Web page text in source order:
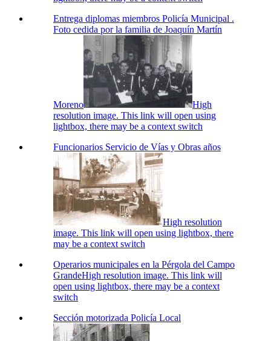
Entrega diplomas miembros Policía Municipal .
Foto cedida por la familia de Joaquín Martín
Moreno
High
resolution image. This link will open using
lightbox, there may be a context switch
Funcionarios Servicio de Vías y Obras años
High resolution
image. This link will open using lightbox, there
may be a context switch
Operarios municipales en la Pérgola del Campo
GrandeHigh resolution image. This link will
open using lightbox, there may be a context
switch
Sección motorizada Policía Local